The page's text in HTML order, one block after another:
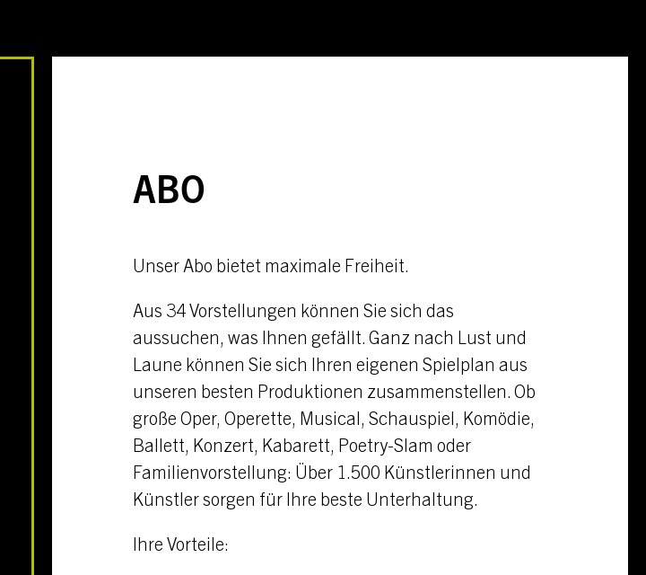
ABO
Unser Abo bietet maximale Freiheit.
Aus 34 Vorstellungen können Sie sich das
aussuchen, was Ihnen gefällt. Ganz nach Lust und
Laune können Sie sich Ihren eigenen Spielplan aus
unseren besten Produktionen zusammenstellen. Ob
große Oper, Operette, Musical, Schauspiel, Komödie,
Ballett, Konzert, Kabarett, Poetry-Slam oder
Familienvorstellung: Über 1.500 Künstlerinnen und
Künstler sorgen für Ihre beste Unterhaltung.
Ihre Vorteile: